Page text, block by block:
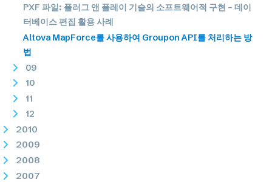
PXF 파일: 플러그 앤 플레이 기술의 소프트웨어적 구현 – 데이
터베이스 편집 활용 사례
Altova MapForce를 사용하여 Groupon API를 처리하는 방
법
09
10
11
12
2010
2009
2008
2007